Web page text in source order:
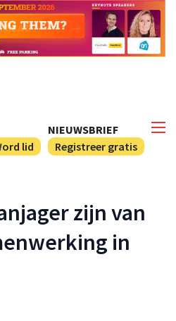
NIEUWSBRIEF
Registreer gratis
lid
zijn van
in